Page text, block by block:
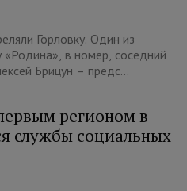
Горловку. Один из
«Родина», в номер, соседний
Брицун – предс...
регионом в
службы социальных